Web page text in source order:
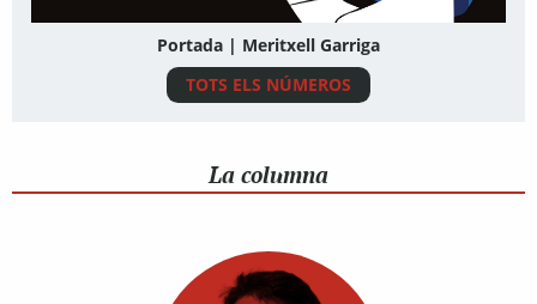
Portada | Meritxell Garriga
TOTS ELS NÚMEROS
La columna